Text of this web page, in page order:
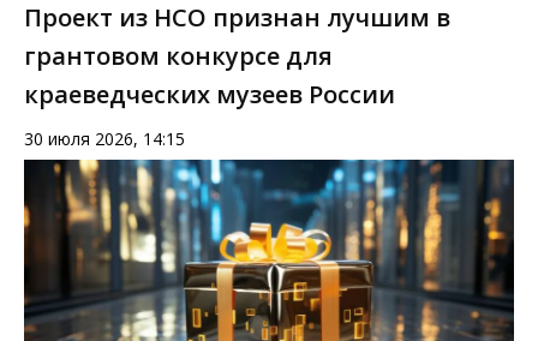
Проект из НСО признан лучшим в
грантовом конкурсе для
краеведческих музеев России
30 июля 2026, 14:15